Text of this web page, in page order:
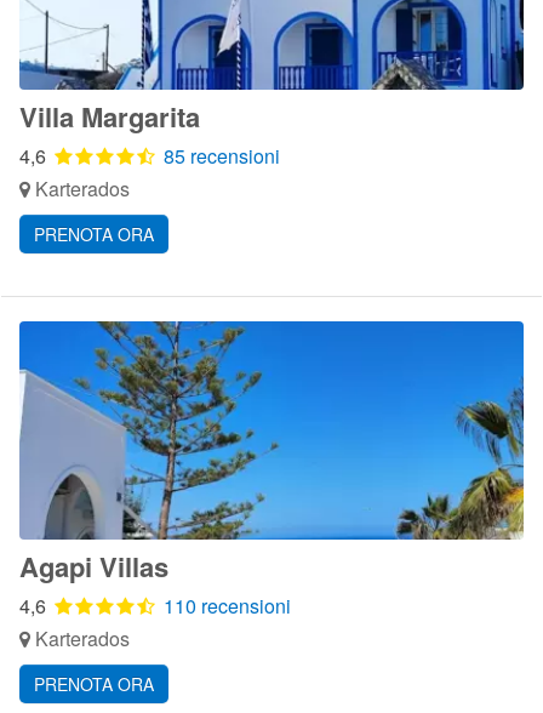
Villa Margarita
4,6
85 recensioni
Karterados
PRENOTA ORA
Agapi Villas
4,6
110 recensioni
Karterados
PRENOTA ORA